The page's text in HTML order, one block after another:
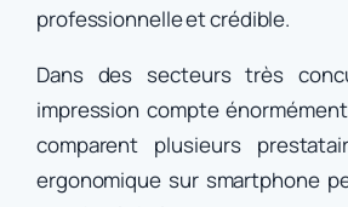
professionnelle et crédible.
Dans des secteurs très
impression compte
comparent plusieurs
ergonomique sur smartphone